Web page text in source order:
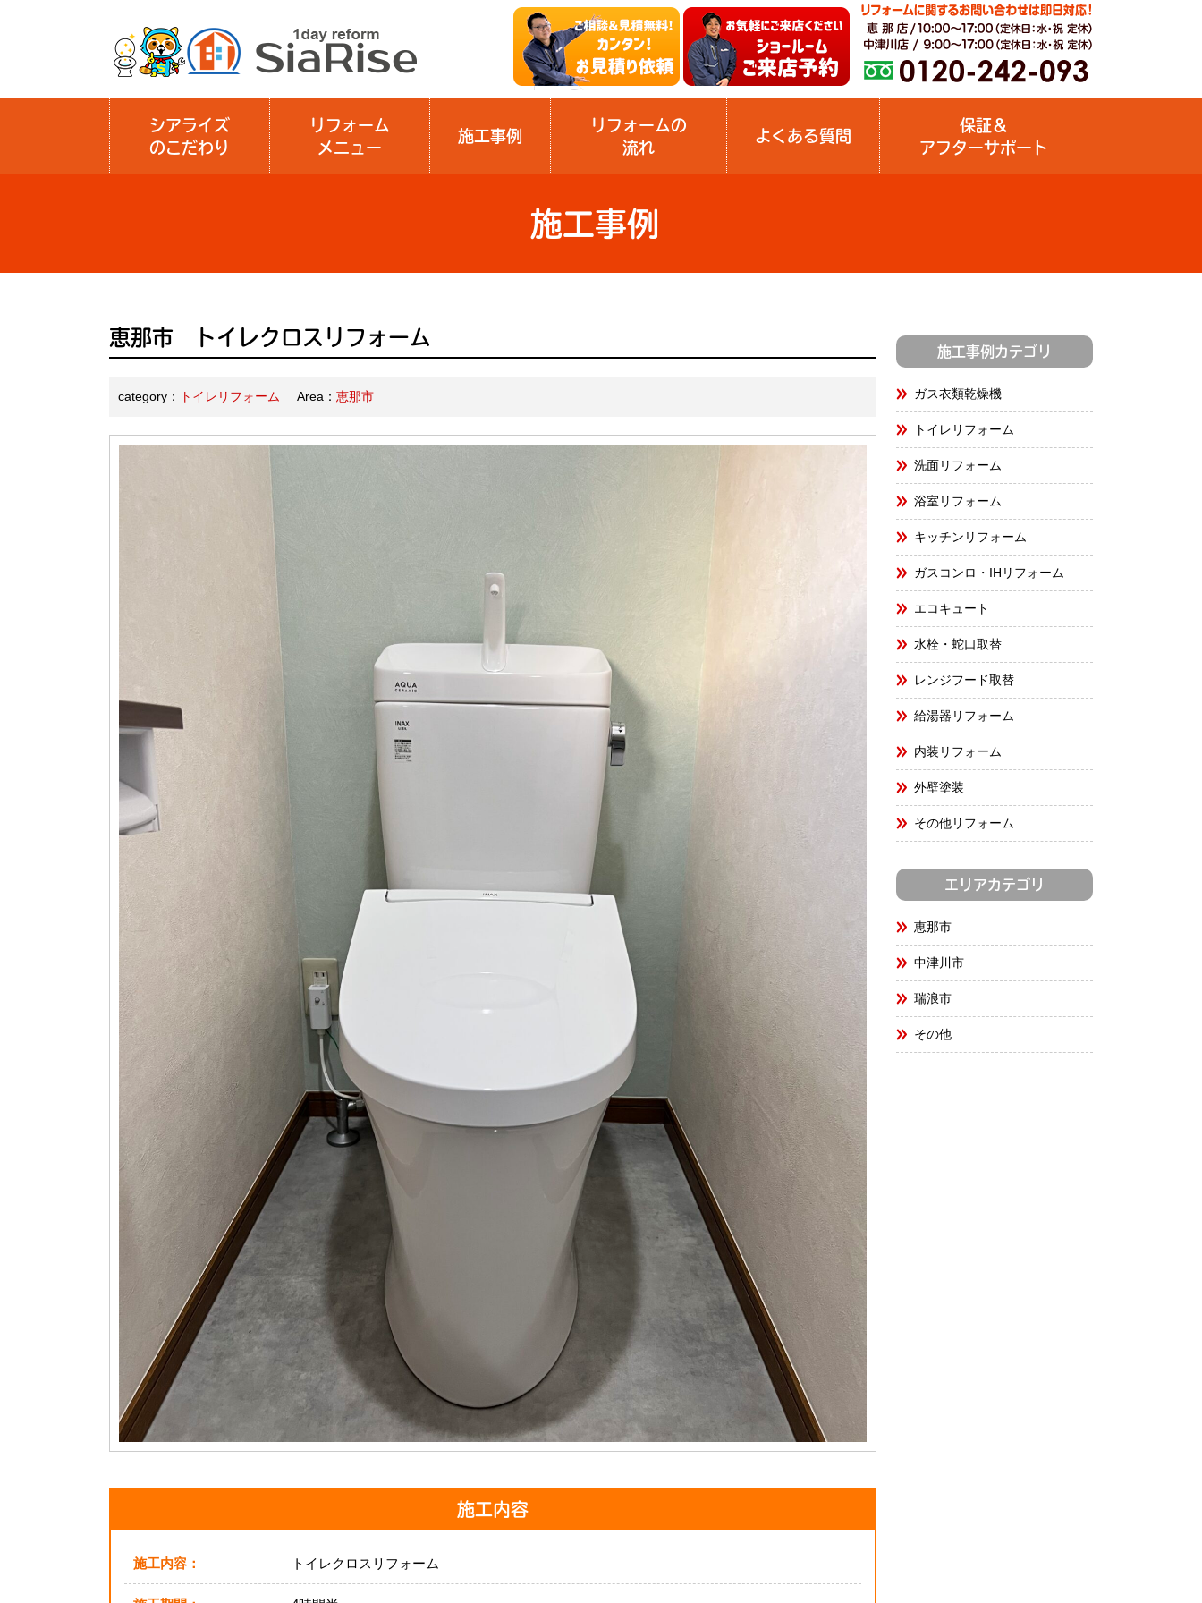
シアライズ
のこだわり
リフォーム
メニュー
施工事例
リフォームの
流れ
よくある質問
保証＆
アフターサポート
施工事例
恵那市 トイレクロスリフォーム
category： トイレリフォーム Area： 恵那市
施工内容
施工内容： トイレクロスリフォーム
施工事例カテゴリ
ガス衣類乾燥機
トイレリフォーム
洗面リフォーム
浴室リフォーム
キッチンリフォーム
ガスコンロ・IHリフォーム
エコキュート
水栓・蛇口取替
レンジフード取替
給湯器リフォーム
内装リフォーム
外壁塗装
その他リフォーム
エリアカテゴリ
恵那市
中津川市
瑞浪市
その他